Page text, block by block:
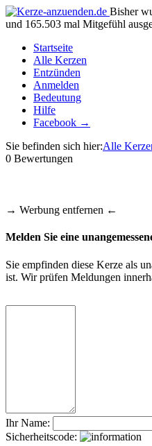
Bisher
und 165.503 mal Mitgefühl
Startseite
Alle Kerzen
Entzünden
Anmelden
Bedeutung
Hilfe
Facebook →
Sie befinden sich hier:Alle
0 Bewertungen
→ Werbung entfernen ←
Melden Sie eine
Sie empfinden diese Kerze als
ist. Wir prüfen Meldungen
Ihr Name:
Sicherheitscode: